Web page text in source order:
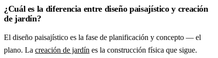
¿Cuál es la diferencia entre diseño paisajístico y creación
de jardín?
El diseño paisajístico es la fase de planificación y concepto — el
plano. La creación de jardín es la construcción física que sigue.